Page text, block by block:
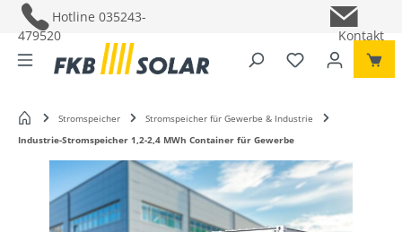
Hotline035243-
479520
Kontakt
Du hast 0
Startseite Stromspeicher
Stromspeicher für Gewerbe & Industrie
Industrie-Stromspeicher 1,2-2,4 MWh Container für Gewerbe
Bildergalerie überspringen